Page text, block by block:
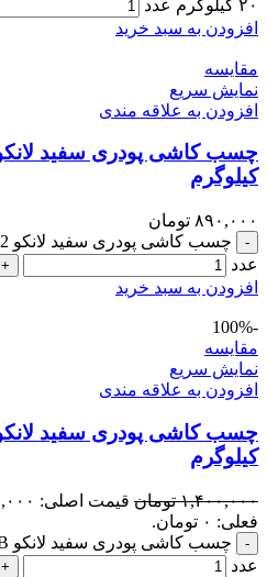
۲۰ کیلوگرم عدد
افزودن به سبد خرید
مقايسه
نمایش سریع
افزودن به علاقه مندی
کیلوگرم
۸۹۰,۰۰۰ تومان
-
عدد
+
افزودن به سبد خرید
-100%
مقايسه
نمایش سریع
افزودن به علاقه مندی
کیلوگرم
۱,۴۰۰,۰۰۰ تومان قیمت اصلی: ۱,۴۰۰,۰۰۰ تومان بود.
فعلی: ۰ تومان.
-
عدد
+